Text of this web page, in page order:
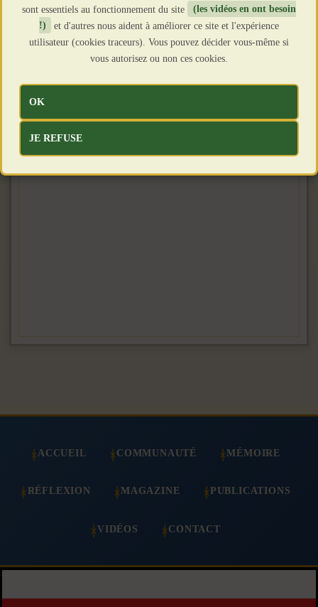
ACCUEIL COMMUNAUTÉ MÉMOIRE
RÉFLEXION MAGAZINE PUBLICATIONS
VIDÉOS CONTACT
sont essentiels au fonctionnement du site
(les vidéos en ont besoin
!)
et d'autres nous aident à améliorer ce site et l'expérience
utilisateur (cookies traceurs). Vous pouvez décider vous-même si
vous autorisez ou non ces cookies.
OK
JE REFUSE